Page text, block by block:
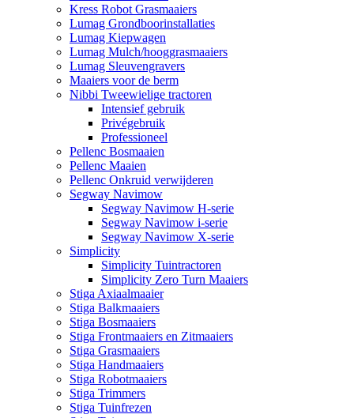
Kress Robot Grasmaaiers
Lumag Grondboorinstallaties
Lumag Kiepwagen
Lumag Mulch/hooggrasmaaiers
Lumag Sleuvengravers
Maaiers voor de berm
Nibbi Tweewielige tractoren
Intensief gebruik
Privégebruik
Professioneel
Pellenc Bosmaaien
Pellenc Maaien
Pellenc Onkruid verwijderen
Segway Navimow
Segway Navimow H-serie
Segway Navimow i-serie
Segway Navimow X-serie
Simplicity
Simplicity Tuintractoren
Simplicity Zero Turn Maaiers
Stiga Axiaalmaaier
Stiga Balkmaaiers
Stiga Bosmaaiers
Stiga Frontmaaiers en Zitmaaiers
Stiga Grasmaaiers
Stiga Handmaaiers
Stiga Robotmaaiers
Stiga Trimmers
Stiga Tuinfrezen